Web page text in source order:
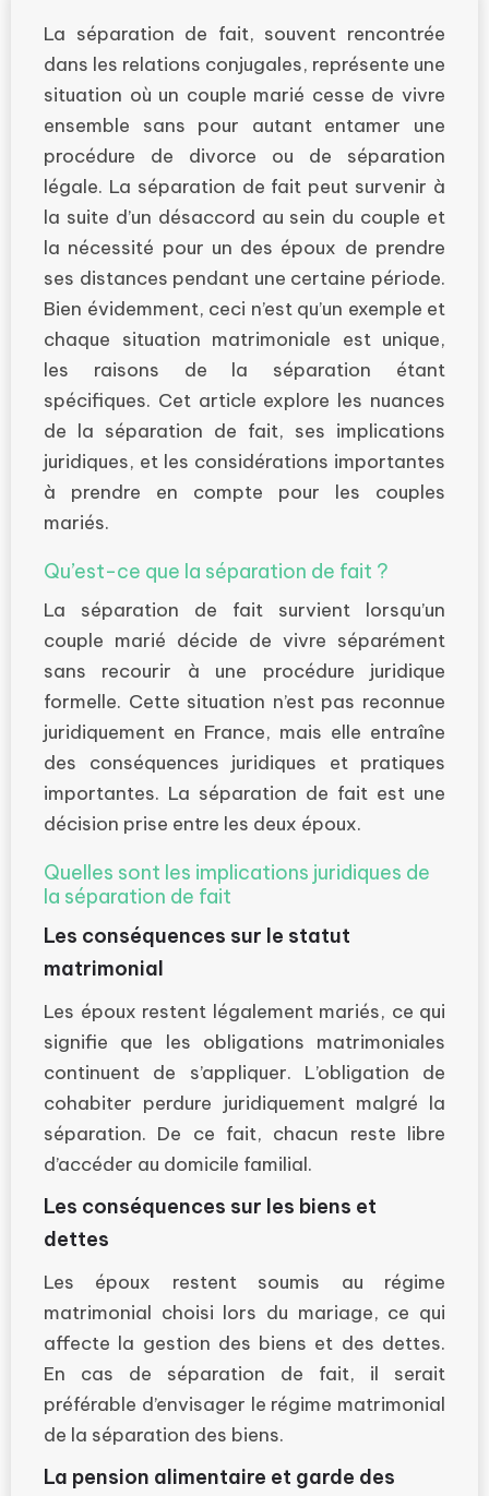
La séparation de fait, souvent rencontrée
dans les relations conjugales, représente une
situation où un couple marié cesse de vivre
ensemble sans pour autant entamer une
procédure de divorce ou de séparation
légale. La séparation de fait peut survenir à
la suite d’un désaccord au sein du couple et
la nécessité pour un des époux de prendre
ses distances pendant une certaine période.
Bien évidemment, ceci n’est qu’un exemple et
chaque situation matrimoniale est unique,
les raisons de la séparation étant
spécifiques. Cet article explore les nuances
de la séparation de fait, ses implications
juridiques, et les considérations importantes
à prendre en compte pour les couples
mariés.
Qu’est-ce que la séparation de fait ?
La séparation de fait survient lorsqu’un
couple marié décide de vivre séparément
sans recourir à une procédure juridique
formelle. Cette situation n’est pas reconnue
juridiquement en France, mais elle entraîne
des conséquences juridiques et pratiques
importantes. La séparation de fait est une
décision prise entre les deux époux.
Quelles sont les implications juridiques de
la séparation de fait
Les conséquences sur le statut
matrimonial
Les époux restent légalement mariés, ce qui
signifie que les obligations matrimoniales
continuent de s’appliquer. L’obligation de
cohabiter perdure juridiquement malgré la
séparation. De ce fait, chacun reste libre
d’accéder au domicile familial.
Les conséquences sur les biens et
dettes
Les époux restent soumis au régime
matrimonial choisi lors du mariage, ce qui
affecte la gestion des biens et des dettes.
En cas de séparation de fait, il serait
préférable d’envisager le régime matrimonial
de la séparation des biens.
La pension alimentaire et garde des